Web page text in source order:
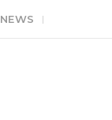
NEWS